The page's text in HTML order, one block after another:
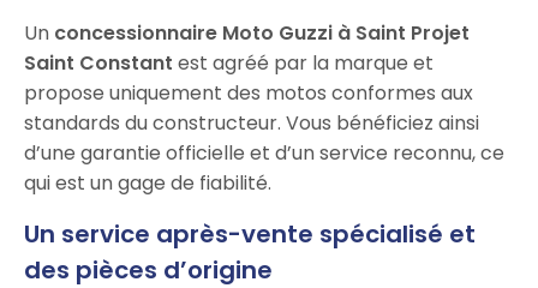
Un concessionnaire Moto Guzzi à Saint Projet
Saint Constant est agréé par la marque et
propose uniquement des motos conformes aux
standards du constructeur. Vous bénéficiez ainsi
d’une garantie officielle et d’un service reconnu, ce
qui est un gage de fiabilité.
Un service après-vente spécialisé et
des pièces d’origine